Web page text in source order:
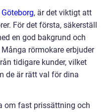
, är det viktigt att
För det första, säkerställ
en god bakgrund och
rörmokare erbjuder
tidigare kunder, vilket
de är rätt val för dina
om fast prissättning och